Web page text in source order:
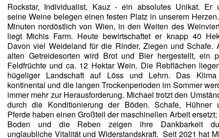
Rockstar, Individualist, Kauz - ein absolutes Unikat. Er
seine Weine belegen einen festen Platz in unserem
Minuten nordöstlich von Wien, in den Weiten des
liegt Michis Farm. Heute bewirtschaftet er knapp 40
Davon viel Weideland für die Rinder, Ziegen und Schafe.
alten Getreidesorten wird Brot und Bier hergestellt, ein
Feldfrüchte und ca. 12 Hektar Wein. Die Rebflächen
hügeliger Landschaft auf Löss und Lehm. Das
kontinental und die langen Trockenperioden im Sommer
immer mehr zur Herausforderung. Michael trotzt den
durch die Konditionierung der Böden. Schafe, Hühner
Pferde haben einen Großteil der maschinellen Arbeit ersetzt;
Boden und die Reben zeigen ihre Dankbarkeit
unglaubliche Vitalität und Widerstandskraft.  Seit 2021 hat